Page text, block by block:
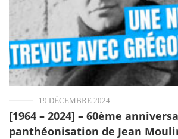
19 DÉCEMBRE 2024
[1964 – 2024] – 60ème
panthéonisation de Jean